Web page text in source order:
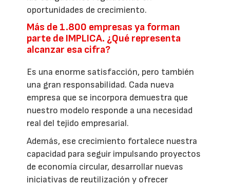
oportunidades de crecimiento.
Más de 1.800 empresas ya forman
parte de IMPLICA. ¿Qué representa
alcanzar esa cifra?
Es una enorme satisfacción, pero también
una gran responsabilidad. Cada nueva
empresa que se incorpora demuestra que
nuestro modelo responde a una necesidad
real del tejido empresarial.
Además, ese crecimiento fortalece nuestra
capacidad para seguir impulsando proyectos
de economía circular, desarrollar nuevas
iniciativas de reutilización y ofrecer